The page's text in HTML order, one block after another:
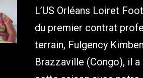
L’US Orléans Loiret
du premier contrat
terrain, Fulgency
Brazzaville (Congo), il